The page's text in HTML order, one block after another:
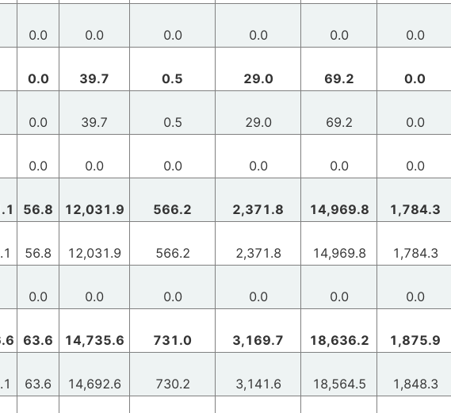
0.0 0.0 0.0 0.0 0.0
0.0
0.0 39.7 0.5 29.0 69.2
0.0
0.0 39.7 0.5 29.0 69.2
0.0
0.0 0.0 0.0 0.0 0.0
0.0
56.8 12,031.9 566.2 2,371.8 14,969.8
1,784.3
56.8 12,031.9 566.2 2,371.8 14,969.8
1,784.3
0.0 0.0 0.0 0.0 0.0 0.0
63.6 14,735.6 731.0 3,169.7 18,636.2
1,875.9
63.6 14,692.6 730.2 3,141.6 18,564.5
1,848.3